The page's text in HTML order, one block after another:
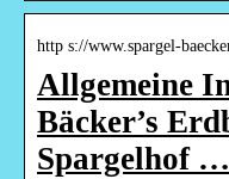
http s://www.spargel-
Allgemeine
Bäcker’s
Spargelhof …